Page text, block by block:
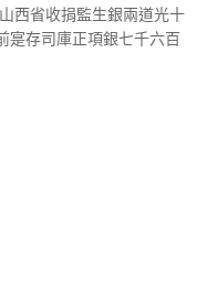
西省收捐監生銀兩道光十
寔存司庫正項銀七千六百